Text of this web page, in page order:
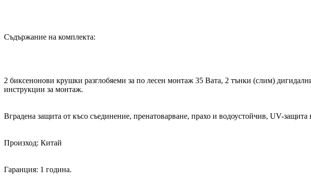
Съдържание на комплекта:
2 биксенонови крушки разглобяеми за по лесен монтаж 35 Вата, 2 тънки (слим)
инструкции за монтаж.
Вградена защита от късо съединение, пренатоварване, прахо и водоустойчив, UV-
Произход: Китай
Гаранция: 1 година.